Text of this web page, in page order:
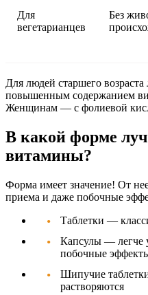
Для
вегетарианцев
Без
Для людей старшего
повышенным содержанием
Женщинам — с фолиевой
В какой форме
витамины?
Форма имеет значение! От
приема и даже побочные
Таблетки —
Капсулы — легче
побочные
Шипучие
растворяются